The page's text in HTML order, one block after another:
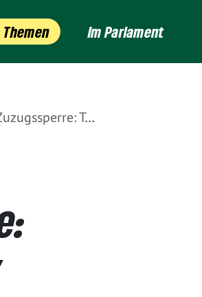
Im Parlament
Typischer CDU-Reflex